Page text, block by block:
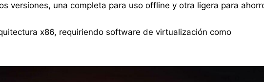
versiones, una completa para uso offline y otra ligera para
x86, requiriendo software de virtualización como